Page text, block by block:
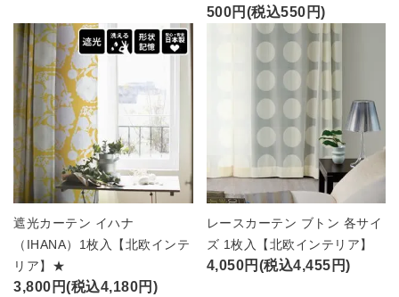
500円(税込550円)
遮光カーテン イハナ
（IHANA）1枚入【北欧インテ
リア】★
3,800円(税込4,180円)
レースカーテン ブトン 各サイ
ズ 1枚入【北欧インテリア】
4,050円(税込4,455円)